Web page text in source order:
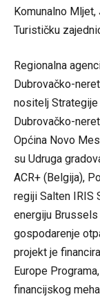
Komunalno
Turističku
Regionalna
Dubrovačko-
nositelj
Dubrovačko-
Općina Novo
su Udruga
ACR+ (Belgija),
regiji Salten IRIS
energiju Brussels
gospodarenje
projekt je
Europe
financijskog